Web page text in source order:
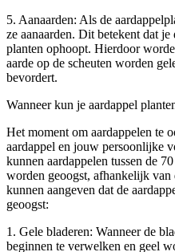
5. Aanaarden: Als de
ze aanaarden. Dit betekent dat
planten ophoopt. Hierdoor
aarde op de scheuten worden
bevordert.
Wanneer kun je aardappel
Het moment om aardappelen te
aardappel en jouw persoonlijke
kunnen aardappelen tussen de
worden geoogst, afhankelijk
kunnen aangeven dat de
geoogst:
1. Gele bladeren: Wanneer de
beginnen te verwelken en geel